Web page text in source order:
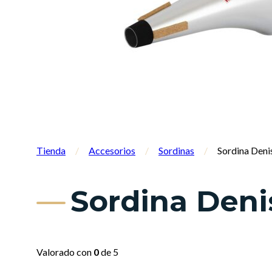
Tienda / Accesorios / Sordinas / Sordina
Sordina
Valorado con 0de 5